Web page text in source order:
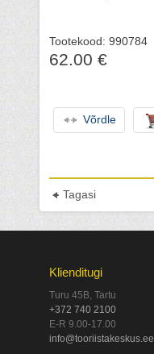
Tootekood: 990784
62.00 €
Võrdle
Tagasi
Klienditugi
Turu 45B, Tartu
+372 740 2100
E-R 9.00-17.00
info@tooriistakeskus.ee